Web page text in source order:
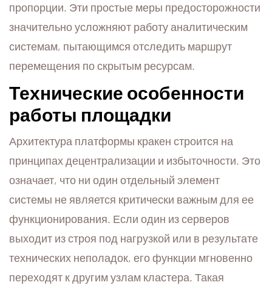
пропорции. Эти простые меры предосторожности
значительно усложняют работу аналитическим
системам, пытающимся отследить маршрут
перемещения по скрытым ресурсам.
Технические особенности
работы площадки
Архитектура платформы кракен строится на
принципах децентрализации и избыточности. Это
означает, что ни один отдельный элемент
системы не является критически важным для ее
функционирования. Если один из серверов
выходит из строя под нагрузкой или в результате
технических неполадок, его функции мгновенно
переходят к другим узлам кластера. Такая